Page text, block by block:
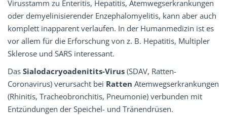
Virusstamm zu Enteritis, Hepatitis, Atemwegserkrankungen
oder demyelinisierender Enzephalomyelitis, kann aber auch
komplett inapparent verlaufen. In der Humanmedizin ist es
vor allem für die Erforschung von z. B. Hepatitis, Multipler
Sklerose und SARS interessant.
Das Sialodacryoadenitits-Virus (SDAV, Ratten-
Coronavirus) verursacht bei Ratten Atemwegserkrankungen
(Rhinitis, Tracheobronchitis, Pneumonie) verbunden mit
Entzündungen der Speichel- und Tränendrüsen.